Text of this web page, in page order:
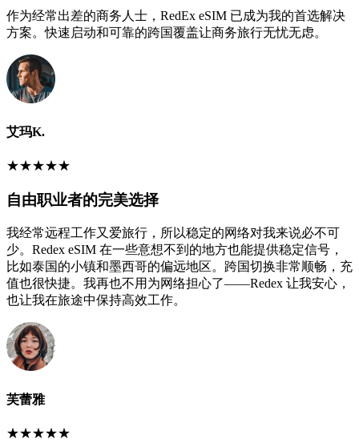
作为经常出差的商务人士，RedEx eSIM 已成为我的首选解决
方案。快速启动和可靠的跨国覆盖让商务旅行无忧无虑。
艾玛K.
★★★★★
自由职业者的完美选择
我经常远程工作又爱旅行，所以稳定的网络对我来说必不可
少。Redex eSIM 在一些意想不到的地方也能提供稳定信号，
比如泰国的小镇和墨西哥的偏远地区。跨国切换非常顺畅，充
值也很快捷。我再也不用为网络担心了——Redex 让我安心，
也让我在旅途中保持高效工作。
芙蕾雅
★★★★★